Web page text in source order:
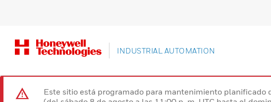
INDUSTRIAL AUTOMATION
Este sitio está programado para mantenimiento planificado